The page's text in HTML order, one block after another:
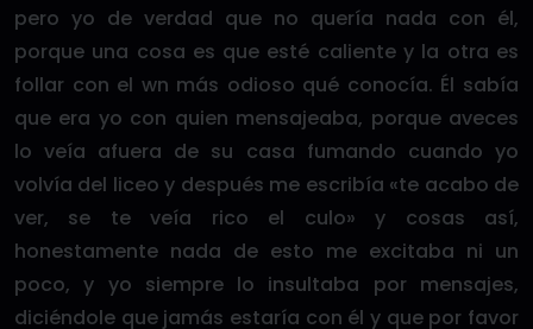
pero yo de verdad que no quería nada con él,
porque una cosa es que esté caliente y la otra es
follar con el wn más odioso qué conocía. Él sabía
que era yo con quien mensajeaba, porque aveces
lo veía afuera de su casa fumando cuando yo
volvía del liceo y después me escribía «te acabo de
ver, se te veía rico el culo» y cosas así,
honestamente nada de esto me excitaba ni un
poco, y yo siempre lo insultaba por mensajes,
diciéndole que jamás estaría con él y que por favor